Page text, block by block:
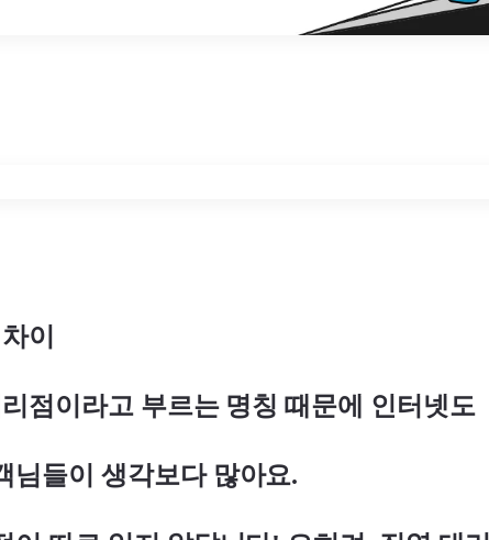
이
점이라고 부르는 명칭 때문에 인터넷도
님들이 생각보다 많아요.